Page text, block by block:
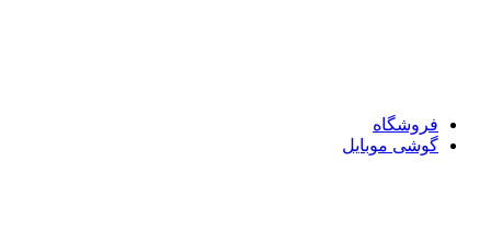
فروشگاه
گوشی موبایل